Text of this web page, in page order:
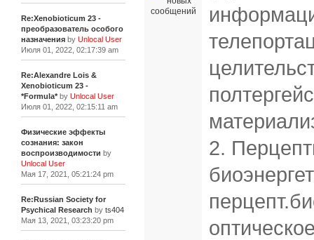
Re:Xenobioticum 23 -
преобразователь особого
назначенияby Unlocal User
Июля 01, 2022, 02:17:39 am
Re:Alexandre Lois &
Xenobioticum 23 -
*Formula*by Unlocal User
Июля 01, 2022, 02:15:11 am
Физические эффекты
сознания: закон
воспроизводимости by
Unlocal User
Мая 17, 2021, 05:21:24 pm
Re:Russian Society for
Psychical Research by ts404
Мая 13, 2021, 03:23:20 pm
2.